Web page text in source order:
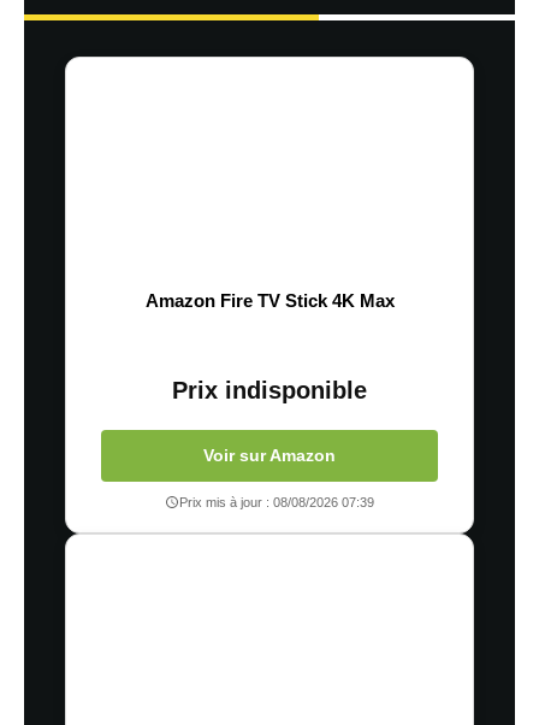
Amazon Fire TV Stick 4K Max
Prix indisponible
Voir sur Amazon
Prix mis à jour : 08/08/2026 07:39